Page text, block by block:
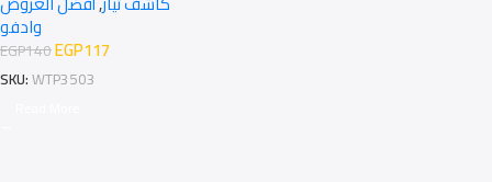
وادفو
EGP140EGP117
SKU:WTP3503